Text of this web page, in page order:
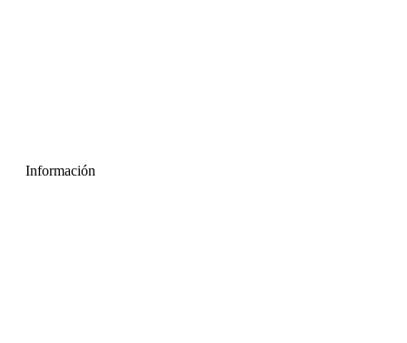
Información